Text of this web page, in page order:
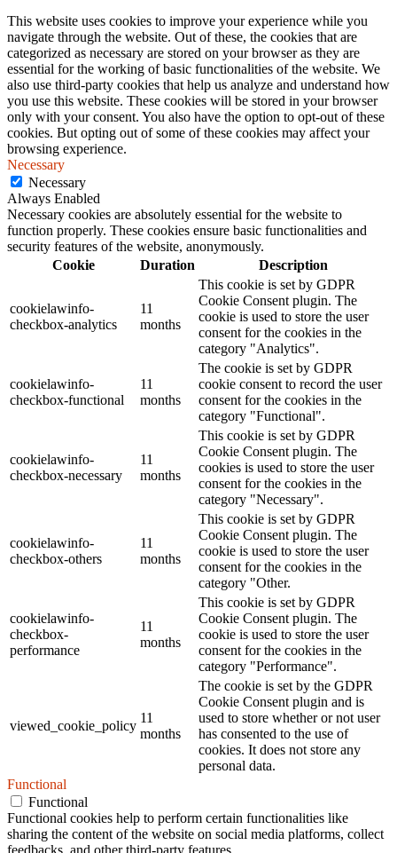
This website uses cookies to improve your experience while you
navigate through the website. Out of these, the cookies that are
categorized as necessary are stored on your browser as they are
essential for the working of basic functionalities of the website. We
also use third-party cookies that help us analyze and understand how
you use this website. These cookies will be stored in your browser
only with your consent. You also have the option to opt-out of these
cookies. But opting out of some of these cookies may affect your
browsing experience.
Necessary
Necessary
Always Enabled
Necessary cookies are absolutely essential for the website to
function properly. These cookies ensure basic functionalities and
security features of the website, anonymously.
Cookie
Duration Description
cookielawinfo-
checkbox-analytics
11
months
This cookie is set by GDPR
Cookie Consent plugin. The
cookie is used to store the user
consent for the cookies in the
category "Analytics".
cookielawinfo-
checkbox-functional
11
months
The cookie is set by GDPR
cookie consent to record the user
consent for the cookies in the
category "Functional".
cookielawinfo-
checkbox-necessary
11
months
This cookie is set by GDPR
Cookie Consent plugin. The
cookies is used to store the user
consent for the cookies in the
category "Necessary".
cookielawinfo-
checkbox-others
11
months
This cookie is set by GDPR
Cookie Consent plugin. The
cookie is used to store the user
consent for the cookies in the
category "Other.
cookielawinfo-
checkbox-
performance
11
months
This cookie is set by GDPR
Cookie Consent plugin. The
cookie is used to store the user
consent for the cookies in the
category "Performance".
viewed_cookie_policy
11
months
The cookie is set by the GDPR
Cookie Consent plugin and is
used to store whether or not user
has consented to the use of
cookies. It does not store any
personal data.
Functional
Functional
Functional cookies help to perform certain functionalities like
sharing the content of the website on social media platforms, collect
feedbacks, and other third-party features.